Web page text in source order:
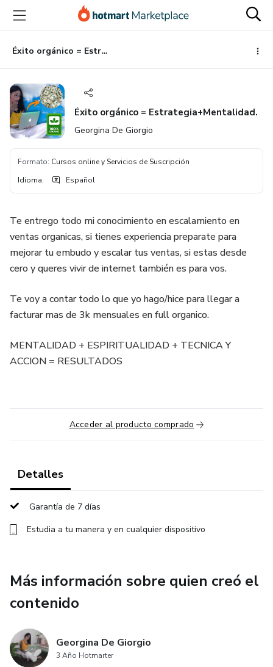
principal
página
de
página
Éxito orgánico = Estrategia+Mentalidad.
Éxito orgánico = Estrategia+Mentalidad.
Georgina De Giorgio
Formato: Cursos online y Servicios de Suscripción
Idioma: Español
Te entrego todo mi conocimiento en escalamiento en
ventas organicas, si tienes experiencia preparate para
mejorar tu embudo y escalar tus ventas, si estas desde
cero y queres vivir de internet también es para vos.
Te voy a contar todo lo que yo hago/hice para llegar a
facturar mas de 3k mensuales en full organico.
MENTALIDAD + ESPIRITUALIDAD + TECNICA Y
ACCION = RESULTADOS
Acceder al producto comprado
Detalles
Garantía de 7 días
Estudia a tu manera y en cualquier dispositivo
Más información sobre quien creó el
contenido
Georgina De Giorgio
3 Año Hotmarter